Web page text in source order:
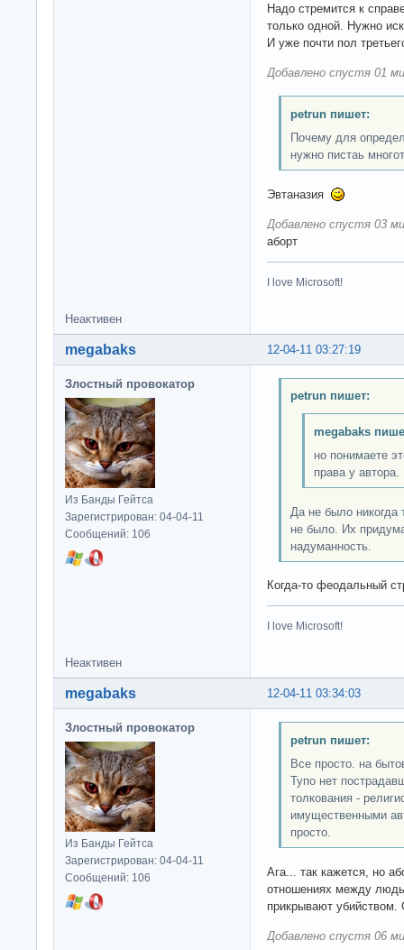
Надо стремится к
только одной. Нужно
И уже почти пол
Добавлено спустя 01
petrun пишет:
Почему для
нужно пистаь
Эвтаназия
Добавлено спустя 03
аборт
I love Microsoft!
Неактивен
12-04-11 03:27:19
megabaks
Злостный провокатор
Из Банды Гейтса
Зарегистрирован: 04-04-11
Сообщений: 106
petrun пишет:
megabaks
но понимаете
права у автора.
Да не было никогда
не было. Их
надуманность.
Когда-то феодальный
I love Microsoft!
Неактивен
12-04-11 03:34:03
megabaks
Злостный провокатор
Из Банды Гейтса
Зарегистрирован: 04-04-11
Сообщений: 106
petrun пишет:
Все просто. на
Тупо нет
толкования -
имущественными
просто.
Ага... так кажется, но
отношениях между
прикрывают
Добавлено спустя 06